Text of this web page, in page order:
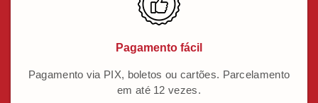
Pagamento fácil
Pagamento via PIX, boletos ou cartões. Parcelamento
em até 12 vezes.